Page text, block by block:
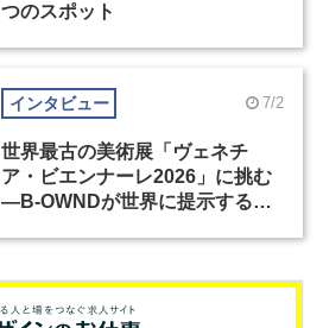
つのスポット
インタビュー 7/2
世界最古の美術展「ヴェネチ
ア・ビエンナーレ2026」に挑む
―B-OWNDが世界に提示する美